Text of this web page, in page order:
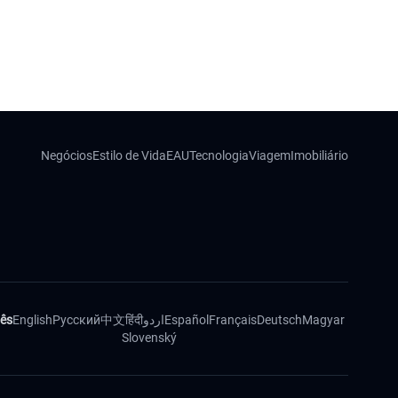
NegóciosEstilo de VidaEAUTecnologiaViagemImobiliário
EnglishРусский中文हिंदीاردوEspañol FrançaisDeutschMagyar
Slovenský